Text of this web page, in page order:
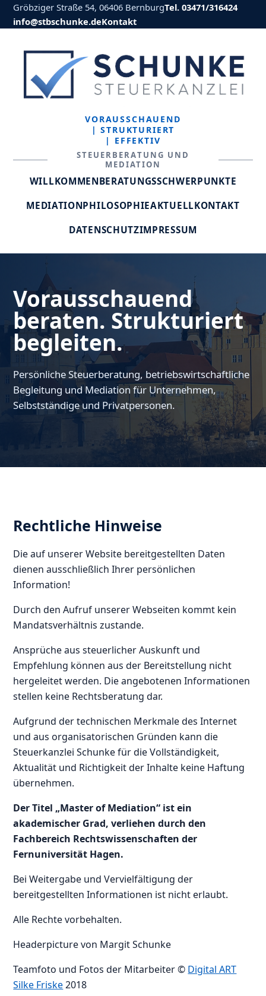
Gröbziger Straße 54, 06406 BernburgTel. 03471/316424
info@stbschunke.deKontakt
VORAUSSCHAUEND
| STRUKTURIERT
| EFFEKTIV
STEUERBERATUNG UND
MEDIATION
WILLKOMMENBERATUNGSSCHWERPUNKTE
MEDIATIONPHILOSOPHIEAKTUELLKONTAKT
DATENSCHUTZIMPRESSUM
Vorausschauend
beraten. Strukturiert
begleiten.
Persönliche Steuerberatung, betriebswirtschaftliche
Begleitung und Mediation für Unternehmen,
Selbstständige und Privatpersonen.
Rechtliche Hinweise
Die auf unserer Website bereitgestellten Daten
dienen ausschließlich Ihrer persönlichen
Information!
Durch den Aufruf unserer Webseiten kommt kein
Mandatsverhältnis zustande.
Ansprüche aus steuerlicher Auskunft und
Empfehlung können aus der Bereitstellung nicht
hergeleitet werden. Die angebotenen Informationen
stellen keine Rechtsberatung dar.
Aufgrund der technischen Merkmale des Internet
und aus organisatorischen Gründen kann die
Steuerkanzlei Schunke für die Vollständigkeit,
Aktualität und Richtigkeit der Inhalte keine Haftung
übernehmen.
Der Titel „Master of Mediation“ ist ein
akademischer Grad, verliehen durch den
Fachbereich Rechtswissenschaften der
Fernuniversität Hagen.
Bei Weitergabe und Vervielfältigung der
bereitgestellten Informationen ist nicht erlaubt.
Alle Rechte vorbehalten.
Headerpicture von Margit Schunke
Teamfoto und Fotos der Mitarbeiter © Digital ART
Silke Friske2018